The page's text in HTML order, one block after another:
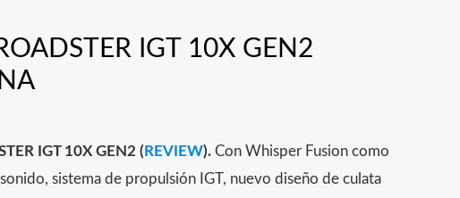
IGT 10X GEN2
IGT 10X GEN2 ( REVIEW). Con Whisper Fusion como
sistema de propulsión IGT, nuevo diseño de culata